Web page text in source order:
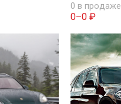
0 в продаже
0–0 ₽